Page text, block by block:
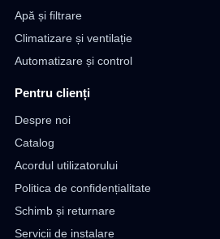
Apă și filtrare
Climatizare și ventilație
Automatizare și control
Pentru clienți
Despre noi
Catalog
Acordul utilizatorului
Politica de confidențialitate
Schimb și returnare
Servicii de instalare